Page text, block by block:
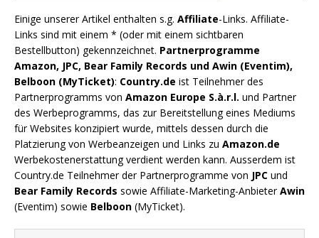
Einige unserer Artikel enthalten s.g. Affiliate-Links. Affiliate-
Links sind mit einem * (oder mit einem sichtbaren
Bestellbutton) gekennzeichnet. Partnerprogramme
Amazon, JPC, Bear Family Records und Awin (Eventim),
Belboon (MyTicket): Country.de ist Teilnehmer des
Partnerprogramms von Amazon Europe S.à.r.l. und Partner
des Werbeprogramms, das zur Bereitstellung eines Mediums
für Websites konzipiert wurde, mittels dessen durch die
Platzierung von Werbeanzeigen und Links zu Amazon.de
Werbekostenerstattung verdient werden kann. Ausserdem ist
Country.de Teilnehmer der Partnerprogramme von JPC und
Bear Family Records sowie Affiliate-Marketing-AnbieterAwin
(Eventim) sowie Belboon (MyTicket).